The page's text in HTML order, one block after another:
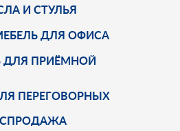
И СТУЛЬЯ
ДЛЯ ОФИСА
ДЛЯ ПРИЁМНОЙ
ПЕРЕГОВОРНЫХ